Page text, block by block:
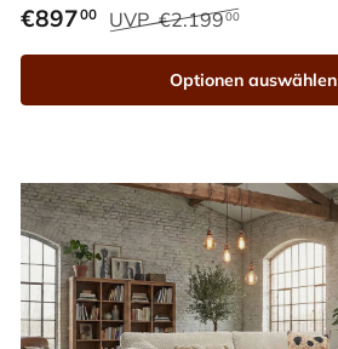
€89700 UVP €2.19900
Optionen auswählen